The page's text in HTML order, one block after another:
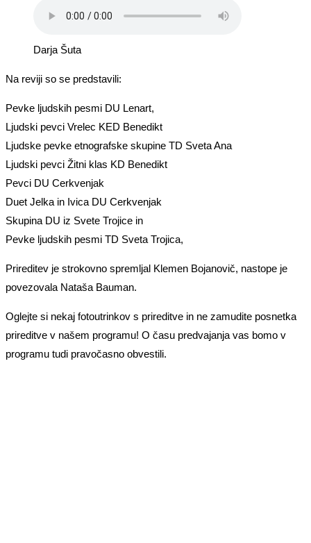
Darja Šuta
Na reviji so se predstavili:
Pevke ljudskih pesmi DU Lenart,
Ljudski pevci Vrelec KED Benedikt
Ljudske pevke etnografske skupine TD Sveta Ana
Ljudski pevci Žitni klas KD Benedikt
Pevci DU Cerkvenjak
Duet Jelka in Ivica DU Cerkvenjak
Skupina DU iz Svete Trojice in
Pevke ljudskih pesmi TD Sveta Trojica,
Prireditev je strokovno spremljal Klemen Bojanovič, nastope je
povezovala Nataša Bauman.
Oglejte si nekaj fotoutrinkov s prireditve in ne zamudite posnetka
prireditve v našem programu! O času predvajanja vas bomo v
programu tudi pravočasno obvestili.